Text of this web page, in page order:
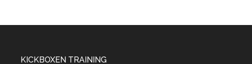
KICKBOXEN TRAINING